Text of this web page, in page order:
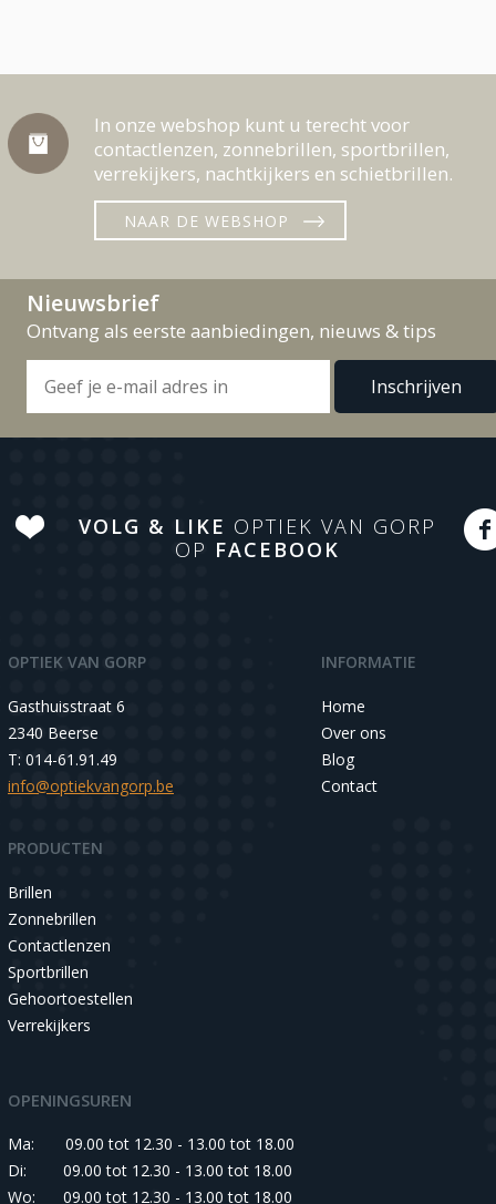
In onze webshop kunt u terecht voor
contactlenzen, zonnebrillen, sportbrillen,
verrekijkers, nachtkijkers en schietbrillen.
NAAR DE WEBSHOP
Nieuwsbrief
Ontvang als eerste aanbiedingen, nieuws & tips
VOLG & LIKE OPTIEK VAN GORP
OP FACEBOOK
OPTIEK VAN GORP
Gasthuisstraat 6
2340 Beerse
T: 014-61.91.49
info@optiekvangorp.be
INFORMATIE
Home
Over ons
Blog
Contact
PRODUCTEN
Brillen
Zonnebrillen
Contactlenzen
Sportbrillen
Gehoortoestellen
Verrekijkers
OPENINGSUREN
Ma:
09.00 tot 12.30 - 13.00 tot 18.00
Di:
09.00 tot 12.30 - 13.00 tot 18.00
Wo:
09.00 tot 12.30 - 13.00 tot 18.00